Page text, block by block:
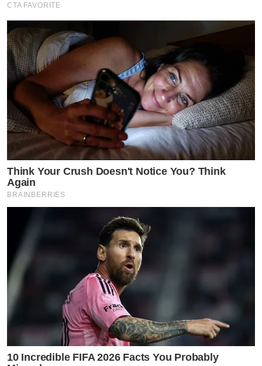
CTA FAVORITE
Think Your Crush Doesn't Notice You? Think
Again
BRAINBERRIES
10 Incredible FIFA 2026 Facts You Probably